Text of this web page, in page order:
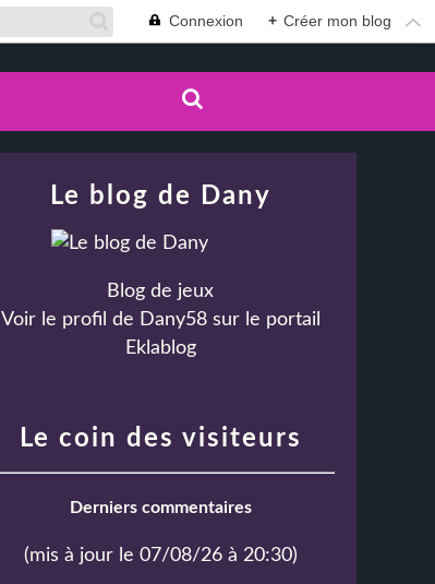
Connexion + Créer mon blog
Le blog de Dany
Blog de jeux
Voir le profil de Dany58sur le portail
Eklablog
Le coin des visiteurs
Derniers commentaires
(mis à jour le 07/08/26 à 20:30)